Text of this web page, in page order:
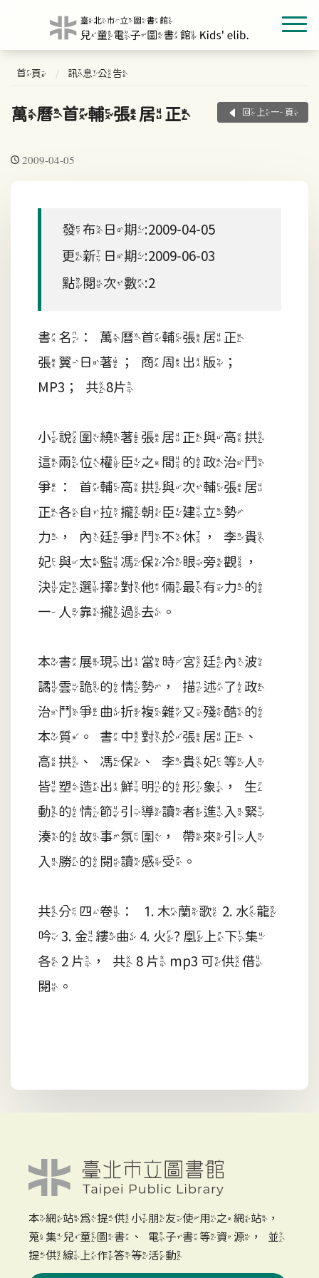
首頁 訊息公告
萬曆首輔張居正 回上一頁
2009-04-05
發布日期:2009-04-05
更新日期:2009-06-03
點閱次數:2
書名：萬曆首輔張居正
張翼日著；商周出版；
MP3；共8片
小說圍繞著張居正與高拱
這兩位權臣之間的政治鬥
爭：首輔高拱與次輔張居
正各自拉攏朝臣建立勢
力，內廷爭鬥不休，李貴
妃與太監馮保冷眼旁觀，
決定選擇對他倆最有力的
一人靠攏過去。
本書展現出當時宮廷內波
譎雲詭的情勢，描述了政
治鬥爭曲折複雜又殘酷的
本質。書中對於張居正、
高拱、馮保、李貴妃等人
皆塑造出鮮明的形象，生
動的情節引導讀者進入緊
湊的故事氛圍，帶來引人
入勝的閱讀感受。
共分四卷： 1. 木蘭歌 2. 水龍
吟 3. 金縷曲 4. 火? 凰上下集
各 2 片，共 8 片 mp3 可供借
閱。
本網站為提供小朋友使用之網站，
蒐集兒童圖書、電子書等資源，並
提供線上作答等活動